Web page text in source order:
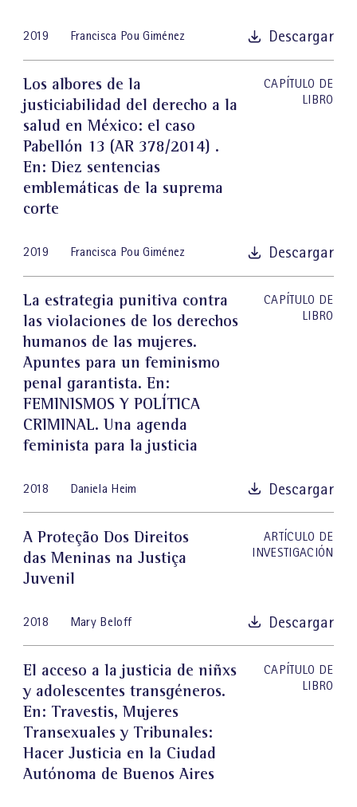
2019 Francisca Pou Giménez Descargar
Los albores de la
justiciabilidad del derecho a la
salud en México: el caso
Pabellón 13 (AR 378/2014) .
En: Diez sentencias
emblemáticas de la suprema
corte
CAPÍTULO DE
LIBRO
2019 Francisca Pou Giménez Descargar
La estrategia punitiva contra
las violaciones de los derechos
humanos de las mujeres.
Apuntes para un feminismo
penal garantista. En:
FEMINISMOS Y POLÍTICA
CRIMINAL. Una agenda
feminista para la justicia
CAPÍTULO DE
LIBRO
2018 Daniela Heim Descargar
A Proteção Dos Direitos
das Meninas na Justiça
Juvenil
ARTÍCULO DE
INVESTIGACIÓN
2018 Mary Beloff Descargar
El acceso a la justicia de niñxs
y adolescentes transgéneros.
En: Travestis, Mujeres
Transexuales y Tribunales:
Hacer Justicia en la Ciudad
Autónoma de Buenos Aires
CAPÍTULO DE
LIBRO